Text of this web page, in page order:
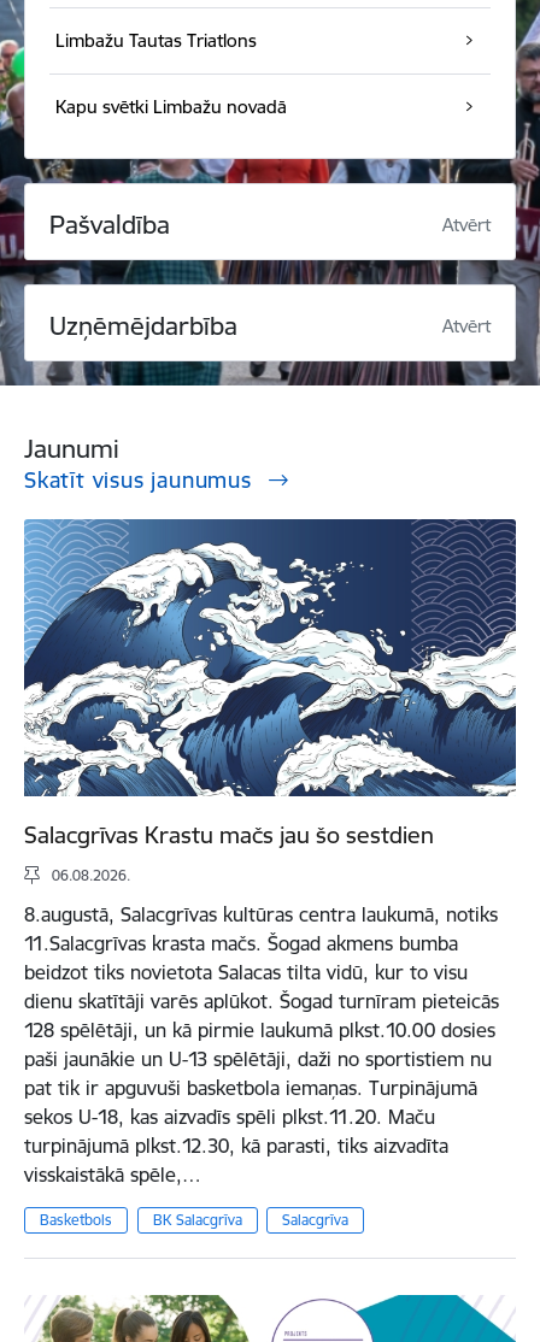
Limbažu Tautas Triatlons
Kapu svētki Limbažu novadā
Pašvaldība Atvērt
Uzņēmējdarbība Atvērt
Jaunumi
Skatīt visus jaunumus
Salacgrīvas Krastu mačs jau šo sestdien
06.08.2026.
8.augustā, Salacgrīvas kultūras centra laukumā, notiks
11.Salacgrīvas krasta mačs. Šogad akmens bumba
beidzot tiks novietota Salacas tilta vidū, kur to visu
dienu skatītāji varēs aplūkot. Šogad turnīram pieteicās
128 spēlētāji, un kā pirmie laukumā plkst.10.00 dosies
paši jaunākie un U-13 spēlētāji, daži no sportistiem nu
pat tik ir apguvuši basketbola iemaņas. Turpinājumā
sekos U-18, kas aizvadīs spēli plkst.11.20. Maču
turpinājumā plkst.12.30, kā parasti, tiks aizvadīta
visskaistākā spēle,…
Basketbols BK Salacgrīva Salacgrīva